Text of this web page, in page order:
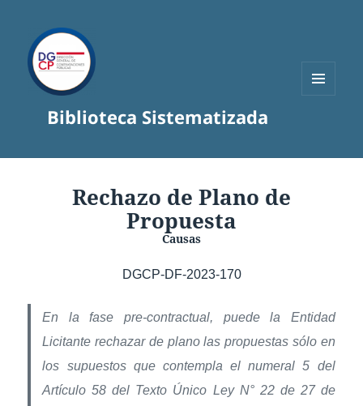
Biblioteca Sistematizada
Rechazo de Plano de
Propuesta
Causas
DGCP-DF-2023-170
En la fase pre-contractual, puede la Entidad
Licitante rechazar de plano las propuestas sólo en
los supuestos que contempla el numeral 5 del
Artículo 58 del Texto Único Ley N° 22 de 27 de